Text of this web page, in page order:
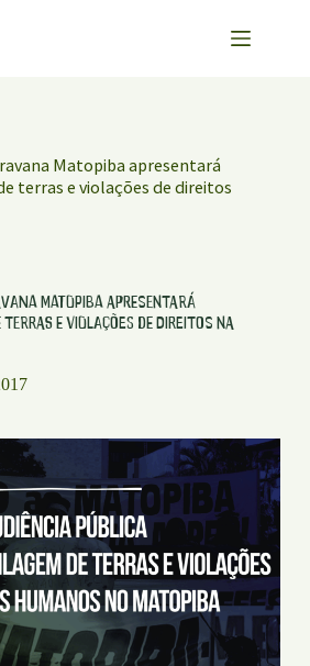
Matopiba apresentará
terras e violações de direitos
Matopiba apresentará
e violações de direitos na